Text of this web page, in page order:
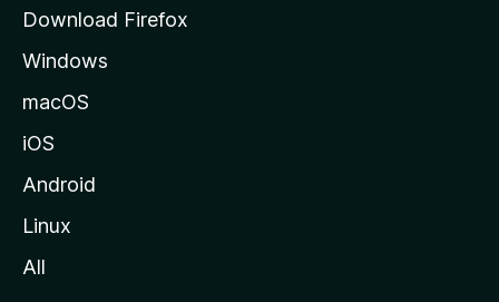
Download Firefox
Windows
macOS
iOS
Android
Linux
All